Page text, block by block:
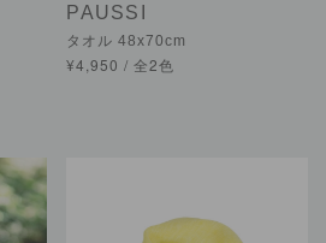
PAUSSI
タオル 48x70cm
¥4,950 / 全2色